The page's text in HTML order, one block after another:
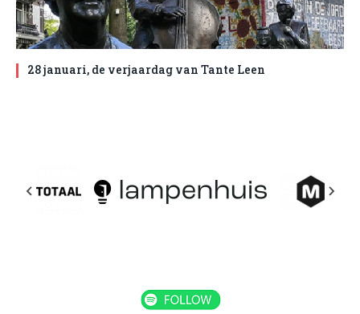
28 januari, de verjaardag van Tante Leen